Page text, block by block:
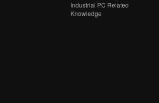
Industrial PC Related
Knowledge